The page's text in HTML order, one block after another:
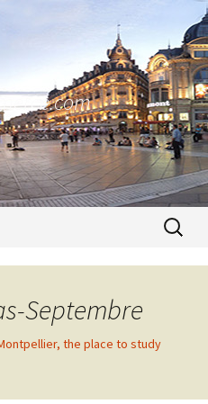
pour :
Septembre
the place to study